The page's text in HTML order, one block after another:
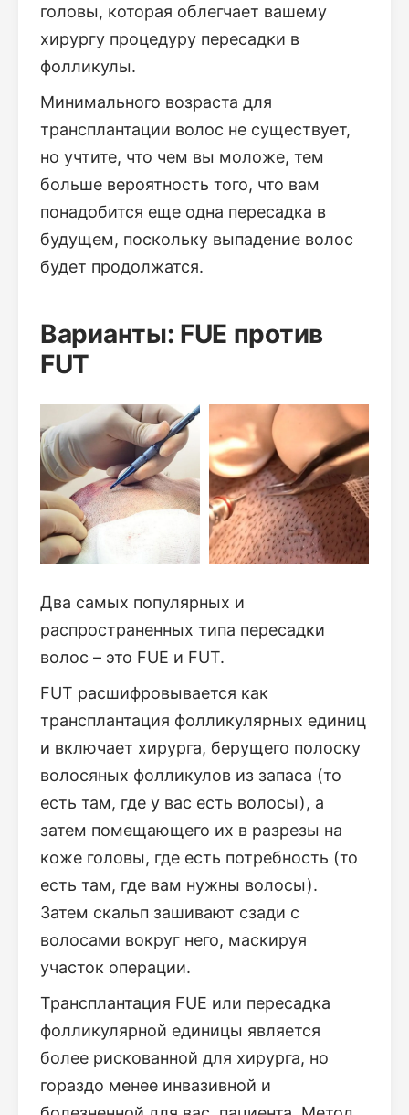
головы, которая облегчает вашему
хирургу процедуру пересадки в
фолликулы.
Минимального возраста для
трансплантации волос не существует,
но учтите, что чем вы моложе, тем
больше вероятность того, что вам
понадобится еще одна пересадка в
будущем, поскольку выпадение волос
будет продолжатся.
Варианты: FUE против
FUT
Два самых популярных и
распространенных типа пересадки
волос – это FUE и FUT.
FUT расшифровывается как
трансплантация фолликулярных единиц
и включает хирурга, берущего полоску
волосяных фолликулов из запаса (то
есть там, где у вас есть волосы), а
затем помещающего их в разрезы на
коже головы, где есть потребность (то
есть там, где вам нужны волосы).
Затем скальп зашивают сзади с
волосами вокруг него, маскируя
участок операции.
Трансплантация FUE или пересадка
фолликулярной единицы является
более рискованной для хирурга, но
гораздо менее инвазивной и